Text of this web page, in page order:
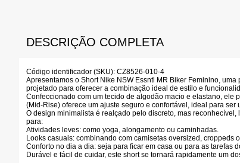
DESCRIÇÃO COMPLETA
Código identificador (SKU): CZ8526-010-4
Apresentamos o Short Nike NSW Essntl MR Biker Feminino, uma
projetado para oferecer a combinação ideal de estilo e
Confeccionado com um tecido de algodão macio e elastano, ele
(Mid-Rise) oferece um ajuste seguro e confortável, ideal para ser
O design minimalista é realçado pelo discreto, mas reconhecível,
para:
Atividades leves: como yoga, alongamento ou caminhadas.
Looks casuais: combinando com camisetas oversized, croppeds
Conforto no dia a dia: seja para ficar em casa ou para as tarefas
Durável e fácil de cuidar, este short se tornará rapidamente um